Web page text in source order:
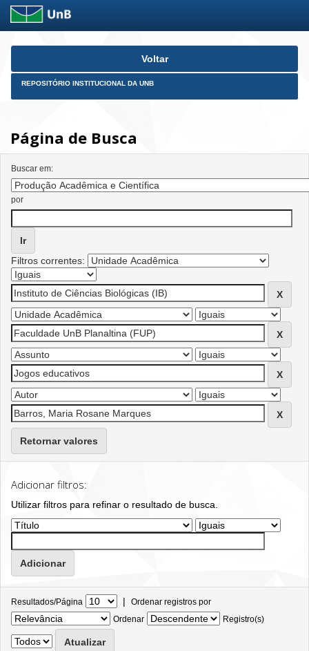
Skip
Voltar
REPOSITÓRIO INSTITUCIONAL DA UNB
Página de Busca
Buscar em:
por
Filtros correntes:
Retornar valores
Adicionar filtros:
Utilizar filtros para refinar o resultado de busca.
Resultados/Página | Ordenar registros por
Ordenar
Registro(s)